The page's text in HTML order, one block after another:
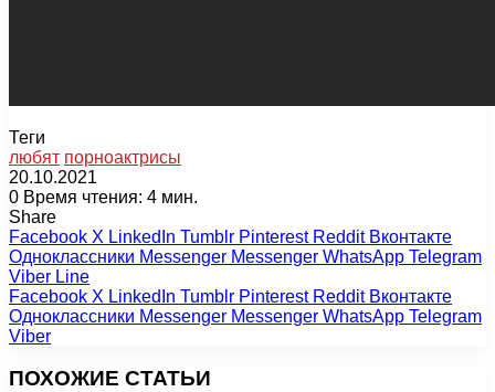
Теги
любят порноактрисы
20.10.2021
0 Время чтения: 4 мин.
Share
Facebook X LinkedIn Tumblr Pinterest Reddit Вконтакте
Одноклассники Messenger Messenger WhatsApp Telegram
Viber Line
Facebook X LinkedIn Tumblr Pinterest Reddit Вконтакте
Одноклассники Messenger Messenger WhatsApp Telegram
Viber
ПОХОЖИЕ СТАТЬИ